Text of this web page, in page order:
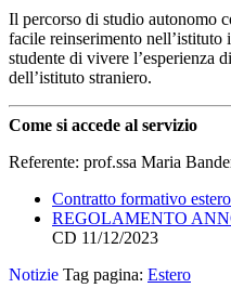
Il percorso di studio autonomo
facile reinserimento nell’istituto
studente di vivere l’esperienza
dell’istituto straniero.
Come si accede al servizio
Referente: prof.ssa Maria
Contratto formativo
REGOLAMENTO
CD 11/12/2023
Notizie Tag pagina: Estero